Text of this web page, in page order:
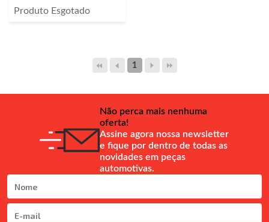
Produto Esgotado
1
Não perca mais nenhuma
oferta!
Assine agora nossa newsletter
e fique por dentro de todas as
novidades em peças
automotivas.